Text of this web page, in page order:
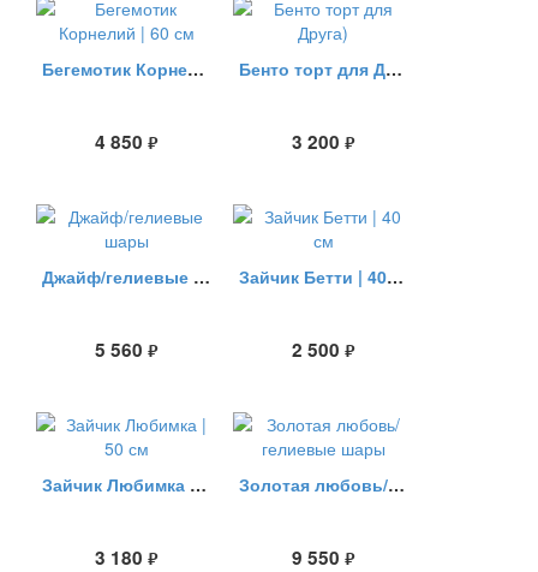
Бегемотик Корнелий | 60 см
4 850 руб.
Бенто торт для Друга)
3 200 руб.
Джайф/гелиевые шары
5 560 руб.
Зайчик Бетти | 40 см
2 500 руб.
Зайчик Любимка | 50 см
3 180 руб.
Золотая любовь/гелиевые шары
9 550 руб.